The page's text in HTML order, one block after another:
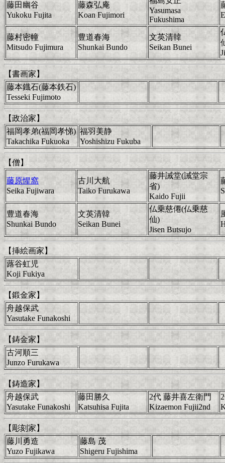
藤田幽谷
Yukoku Fujita
藤森弘庵
Koan Fujimori
Yasumasa
Fukushima
藤村密幢
Mitsudo Fujimura
豊道春海
Shunkai Bundo
文英清韓
Seikan Bunei
【書画家】
藤本鐡石(藤本鉄石)
Tesseki Fujimoto
【政治家】
福岡孝弟(福岡孝悌)
Takachika Fukuoka
福羽美静
Yoshishizu Fukuba
【僧】
藤原惺窩
Seika Fujiwara
古川大航
Taiko Furukawa
藤井誡堂(誡堂宗
省)
Kaido Fujii
豊道春海
Shunkai Bundo
文英清韓
Seikan Bunei
仏乗慈僊(仏乗慈
仙)
Jisen Butsujo
【挿絵画家】
蕗谷虹児
Koji Fukiya
【鍛金家】
舟越保武
Yasutake Funakoshi
【鋳金家】
古河順三
Junzo Furukawa
【鋳造家】
舟越保武
Yasutake Funakoshi
藤田勝久
Katsuhisa Fujita
2代 藤井喜左衛門
Kizaemon Fujii2nd
【彫刻家】
藤川勇造
Yuzo Fujikawa
藤島 茂
Shigeru Fujishima